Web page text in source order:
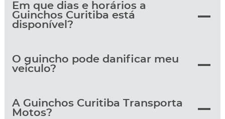
Em que dias e horários a
Guinchos Curitiba está
disponível?
O guincho pode danificar meu
veículo?
A Guinchos Curitiba Transporta
Motos?